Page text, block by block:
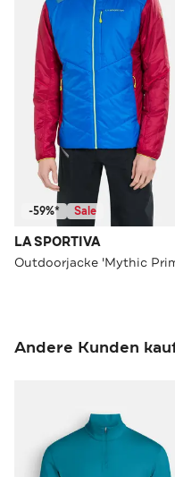
-59%* Sale
LA SPORTIVA
Andere Kunden